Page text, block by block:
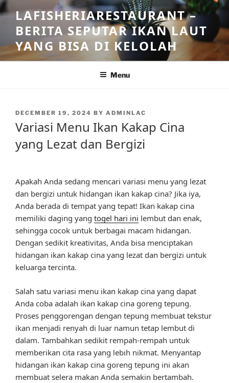
Skip
to
content
LAFISHERIARESTAURANT –
BERITA SEPUTAR IKAN LAUT
YANG BISA DI KELOLAH
Menu
POSTED
DECEMBER 19, 2024 BY ADMINLAC
Variasi Menu Ikan Kakap Cina
yang Lezat dan Bergizi
Apakah Anda sedang mencari variasi menu yang lezat
dan bergizi untuk hidangan ikan kakap cina? Jika iya,
Anda berada di tempat yang tepat! Ikan kakap cina
memiliki daging yang togel hari ini lembut dan enak,
sehingga cocok untuk berbagai macam hidangan.
Dengan sedikit kreativitas, Anda bisa menciptakan
hidangan ikan kakap cina yang lezat dan bergizi untuk
keluarga tercinta.
Salah satu variasi menu ikan kakap cina yang dapat
Anda coba adalah ikan kakap cina goreng tepung.
Proses penggorengan dengan tepung membuat tekstur
ikan menjadi renyah di luar namun tetap lembut di
dalam. Tambahkan sedikit rempah-rempah untuk
memberikan cita rasa yang lebih nikmat. Menyantap
hidangan ikan kakap cina goreng tepung ini akan
membuat selera makan Anda semakin bertambah.